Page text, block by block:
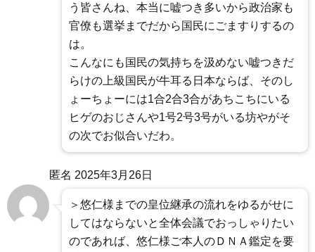
う皆さんね、本当に嘘つき多いから政治家も
官僚も選挙までだから国民にごますりするの
は。
こんなにも国民の気持ちを汲めない嘘つきだ
らけの上級国民が牛耳る日本ならば、そのし
ょーちょーには1合2合3合があちこちにいる
ヒゲのおじさんや1号2号3号がいる坊やがそ
の次でお似合いだわ。
匿名 2025年3月26日
＞悠仁様までの皇位継承の流れをゆるがせに
してはならないと全体会議でおっしゃりたい
のであれば、悠仁様ご本人のＤＮＡ鑑定を要